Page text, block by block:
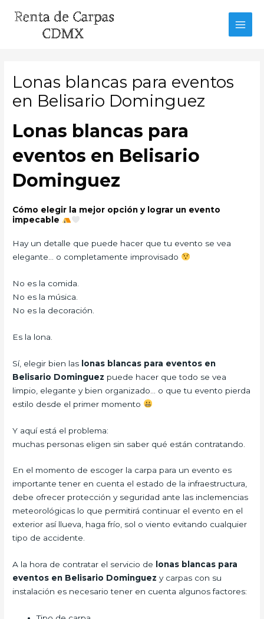
Lonas blancas para eventos
en Belisario Dominguez
Lonas blancas para
eventos en Belisario
Dominguez
Cómo elegir la mejor opción y lograr un evento
impecable
Hay un detalle que puede hacer que tu evento se vea
elegante… o completamente improvisado
No es la comida.
No es la música.
No es la decoración.
Es la lona.
Sí, elegir bien las lonas blancas para eventos en
Belisario Dominguez puede hacer que todo se vea
limpio, elegante y bien organizado… o que tu evento pierda
estilo desde el primer momento
Y aquí está el problema:
muchas personas eligen sin saber qué están contratando.
En el momento de escoger la carpa para un evento es
importante tener en cuenta el estado de la infraestructura,
debe ofrecer protección y seguridad ante las inclemencias
meteorológicas lo que permitirá continuar el evento en el
exterior así llueva, haga frío, sol o viento evitando cualquier
tipo de accidente.
A la hora de contratar el servicio de
lonas blancas para
eventos en Belisario Dominguez y carpas con su
instalación es necesario tener en cuenta algunos factores: